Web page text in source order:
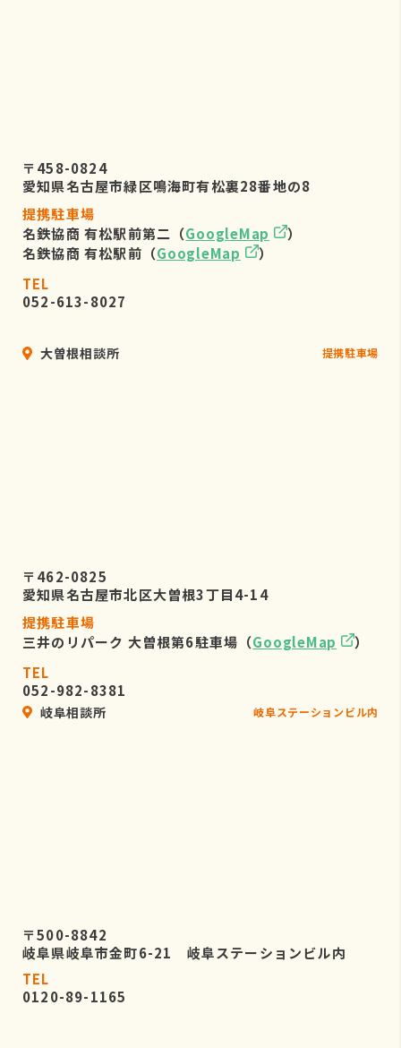
〒458-0824
愛知県名古屋市緑区鳴海町有松裏28番地の8
提携駐車場
名鉄協商 有松駅前第二（GoogleMap
）
名鉄協商 有松駅前（GoogleMap
）
TEL
052-613-8027
大曽根相談所 提携駐車場
〒462-0825
愛知県名古屋市北区大曽根3丁目4-14
提携駐車場
三井のリパーク 大曽根第6駐車場（GoogleMap
）
TEL
052-982-8381
岐阜相談所 岐阜ステーションビル内
〒500-8842
岐阜県岐阜市金町6-21 岐阜ステーションビル内
TEL
0120-89-1165